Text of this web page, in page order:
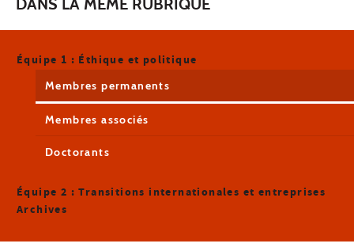
Équipe 1 : Éthique et politique
Membres permanents
Membres associés
Doctorants
Équipe 2 : Transitions internationales et entreprises
Archives